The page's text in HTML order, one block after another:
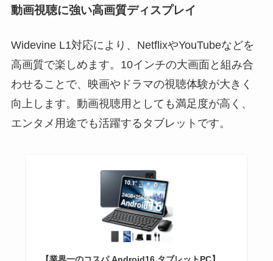
動画視聴に強い高画質ディスプレイ
Widevine L1対応により、NetflixやYouTubeなどを
高画質で楽しめます。10インチの大画面と組み合
わせることで、映画やドラマの視聴体験が大きく
向上します。動画視聴用としても満足度が高く、
エンタメ用途でも活躍するタブレットです。
【業界一のコスパ Android16 タブレットPC】